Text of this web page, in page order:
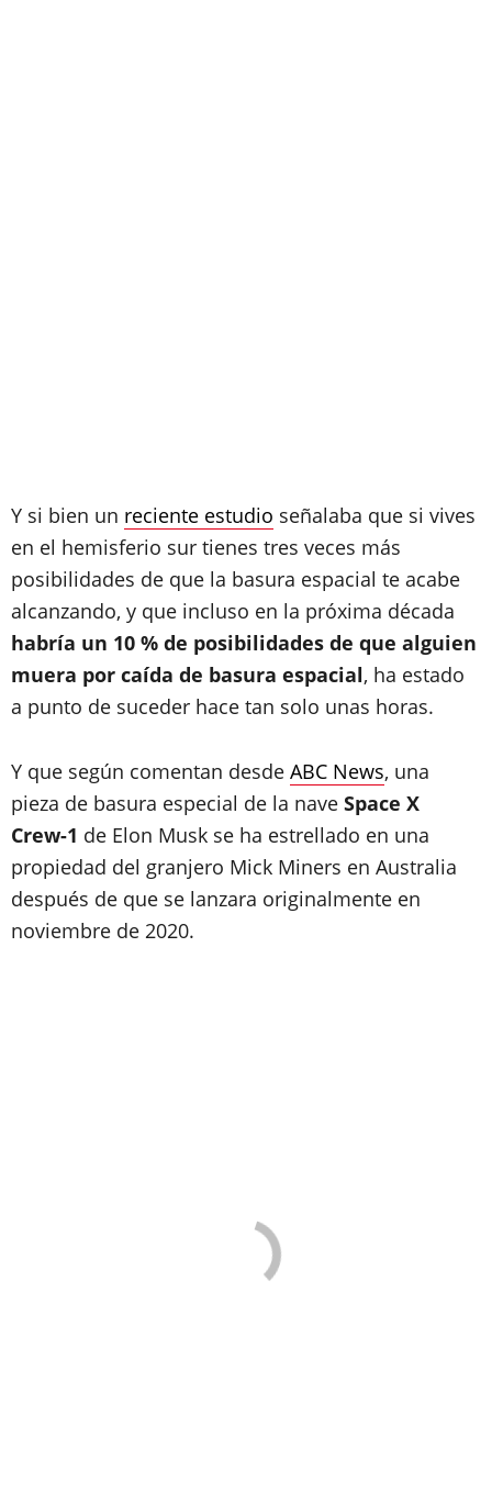
Y si bien un reciente estudio señalaba que si vives
en el hemisferio sur tienes tres veces más
posibilidades de que la basura espacial te acabe
alcanzando, y que incluso en la próxima década
habría un 10 % de posibilidades de que alguien
muera por caída de basura espacial, ha estado
a punto de suceder hace tan solo unas horas.
Y que según comentan desde ABC News, una
pieza de basura especial de la nave Space X
Crew-1 de Elon Musk se ha estrellado en una
propiedad del granjero Mick Miners en Australia
después de que se lanzara originalmente en
noviembre de 2020.